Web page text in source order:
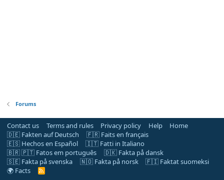
Forums
Contact us Terms and rules Privacy policy Help
Home
🇩🇪 Fakten auf Deutsch
🇫🇷 Faits en français
🇪🇸 Hechos en Español
🇮🇹 Fatti in Italiano
🇧🇷 🇵🇹 Fatos em português
🇩🇰 Fakta på dansk
🇸🇪 Fakta på svenska
🇳🇴 Fakta på norsk
🇫🇮 Faktat suomeksi
🌍 Facts
R